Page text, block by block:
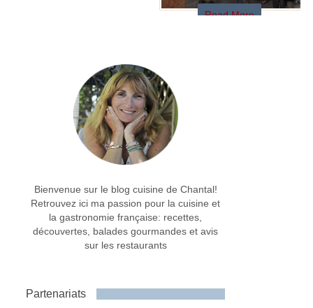
Read More
Bienvenue sur le blog cuisine de Chantal!
Retrouvez ici ma passion pour la cuisine et
la gastronomie française: recettes,
découvertes, balades gourmandes et avis
sur les restaurants
Partenariats